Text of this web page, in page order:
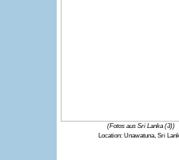
(Fotos aus Sri Lanka (3))
Location: Unawatuna, Sri